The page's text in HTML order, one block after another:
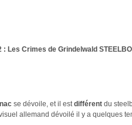
Les Crimes de Grindelwald
se dévoile, et il estdifférent du
allemand dévoilé il y a quelques